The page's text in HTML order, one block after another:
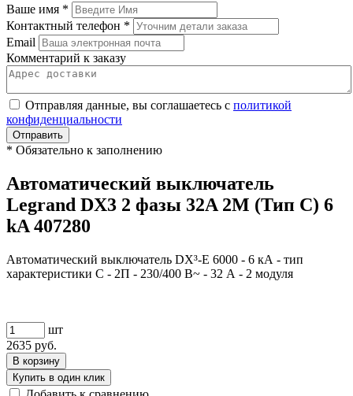
Ваше имя *
Контактный телефон *
Email
Комментарий к заказу
Отправляя данные, вы соглашаетесь с политикой
конфиденциальности
Отправить
* Обязательно к заполнению
Автоматический выключатель
Legrand DX3 2 фазы 32A 2М (Тип C) 6
kA 407280
Автоматический выключатель DX³-E 6000 - 6 кА - тип
характеристики C - 2П - 230/400 В~ - 32 А - 2 модуля
шт
2635 руб.
В корзину
Купить в один клик